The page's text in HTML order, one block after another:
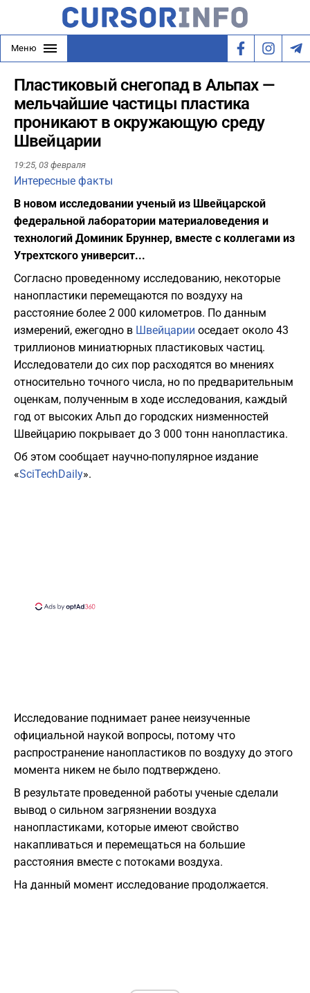
Меню
Пластиковый снегопад в Альпах —
мельчайшие частицы пластика
проникают в окружающую среду
Швейцарии
19:25, 03 февраля
Интересные факты
В новом исследовании ученый из Швейцарской
федеральной лаборатории материаловедения и
технологий Доминик Бруннер, вместе с коллегами из
Утрехтского университ...
Согласно проведенному исследованию, некоторые
нанопластики перемещаются по воздуху на
расстояние более 2 000 километров. По данным
измерений, ежегодно в Швейцарии оседает около 43
триллионов миниатюрных пластиковых частиц.
Исследователи до сих пор расходятся во мнениях
относительно точного числа, но по предварительным
оценкам, полученным в ходе исследования, каждый
год от высоких Альп до городских низменностей
Швейцарию покрывает до 3 000 тонн нанопластика.
Об этом сообщает научно-популярное издание
«SciTechDaily».
Исследование поднимает ранее неизученные
официальной наукой вопросы, потому что
распространение нанопластиков по воздуху до этого
момента никем не было подтверждено.
В результате проведенной работы ученые сделали
вывод о сильном загрязнении воздуха
нанопластиками, которые имеют свойство
накапливаться и перемещаться на большие
расстояния вместе с потоками воздуха.
На данный момент исследование продолжается.